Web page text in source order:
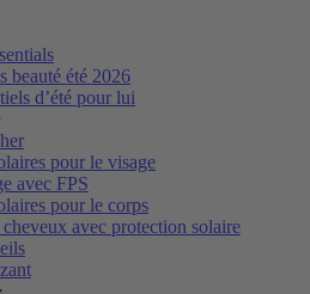
beauté été 2026
d’été pour lui
pour le visage
avec FPS
pour le corps
cheveux avec protection solaire